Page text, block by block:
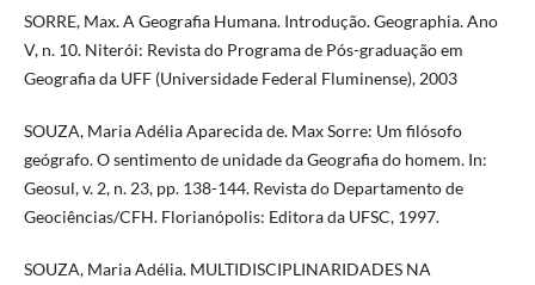
SORRE, Max. A Geografia Humana. Introdução. Geographia. Ano
V, n. 10. Niterói: Revista do Programa de Pós-graduação em
Geografia da UFF (Universidade Federal Fluminense), 2003
SOUZA, Maria Adélia Aparecida de. Max Sorre: Um filósofo
geógrafo. O sentimento de unidade da Geografia do homem. In:
Geosul, v. 2, n. 23, pp. 138-144. Revista do Departamento de
Geociências/CFH. Florianópolis: Editora da UFSC, 1997.
SOUZA, Maria Adélia. MULTIDISCIPLINARIDADES NA